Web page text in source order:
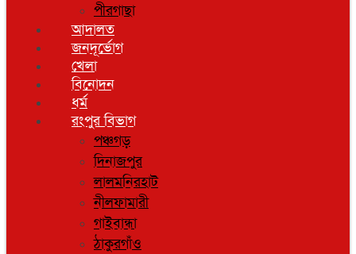
পীরগাছা
আদালত
জনদূর্ভোগ
খেলা
বিনোদন
ধর্ম
রংপুর বিভাগ
পঞ্চগড়
দিনাজপুর
লালমনিরহাট
নীলফামারী
গাইবান্ধা
ঠাকুরগাঁও